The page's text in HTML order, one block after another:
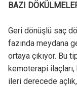
BAZI
Geri dönüşlü saç
fazında meydana
ortaya çıkıyor. Bu
kemoterapi
ileri derecede